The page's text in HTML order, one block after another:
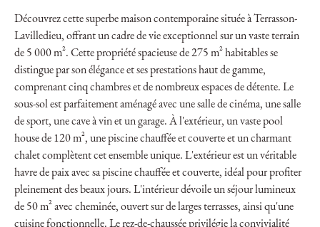
Découvrez cette superbe maison contemporaine située à Terrasson-
Lavilledieu, offrant un cadre de vie exceptionnel sur un vaste terrain
de 5 000 m². Cette propriété spacieuse de 275 m² habitables se
distingue par son élégance et ses prestations haut de gamme,
comprenant cinq chambres et de nombreux espaces de détente. Le
sous-sol est parfaitement aménagé avec une salle de cinéma, une salle
de sport, une cave à vin et un garage. À l'extérieur, un vaste pool
house de 120 m², une piscine chauffée et couverte et un charmant
chalet complètent cet ensemble unique. L'extérieur est un véritable
havre de paix avec sa piscine chauffée et couverte, idéal pour profiter
pleinement des beaux jours. L'intérieur dévoile un séjour lumineux
de 50 m² avec cheminée, ouvert sur de larges terrasses, ainsi qu'une
cuisine fonctionnelle. Le rez-de-chaussée privilégie la convivialité